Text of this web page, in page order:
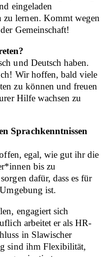
eingeladen
zu lernen. Kommt wegen
Gemeinschaft!
und Deutsch haben.
Wir hoffen, bald viele
zu können und freuen
Hilfe wachsen zu
Sprachkenntnissen
egal, wie gut ihr die
bis zu
dafür, dass es für
ist.
engagiert sich
arbeitet er als HR-
in Slawischer
sind ihm Flexibilität,